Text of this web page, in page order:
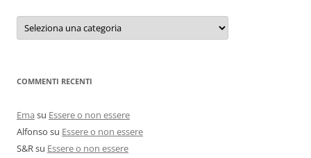
Categorie
autori
COMMENTI RECENTI
Ema su Essere o non essere
Alfonso su Essere o non essere
S&Rsu Essere o non essere